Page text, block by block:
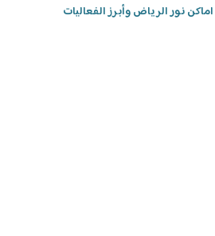
اماكن نور الرياض وأبرز الفعاليات